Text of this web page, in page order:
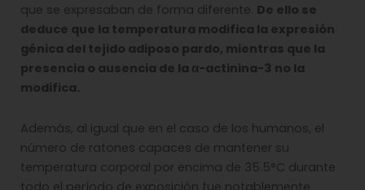
que se expresaban de forma diferente. De ello se
deduce que la temperatura modifica la expresión
génica del tejido adiposo pardo, mientras que la
presencia o ausencia de la α-actinina-3 no la
modifica.
Además, al igual que en el caso de los humanos, el
número de ratones capaces de mantener su
temperatura corporal por encima de 35.5°C durante
todo el período de exposición fue notablemente